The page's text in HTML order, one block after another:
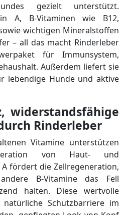
gezielt unterstützt.
A, B-Vitaminen wie B12,
wichtigen Mineralstoffen
– all das macht Rinderleber
für Immunsystem,
Außerdem liefert sie
lebendige Hunde und aktive
widerstandsfähige
Rinderleber
Vitamine unterstützen
von Haut- und
fördert die Zellregeneration,
B-Vitamine das Fell
halten. Diese wertvolle
Schutzbarriere im